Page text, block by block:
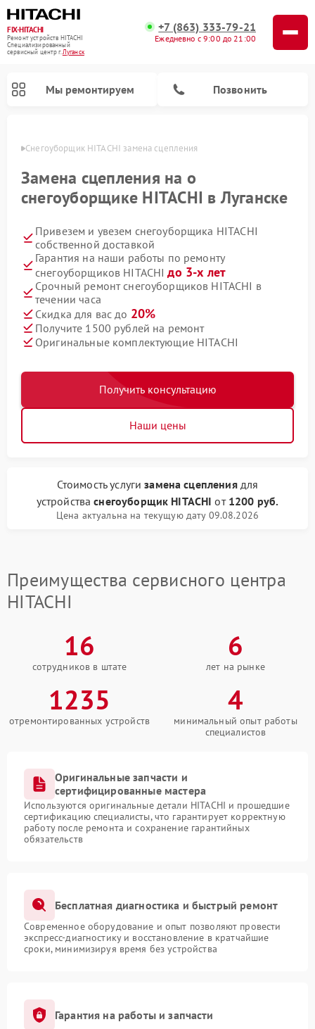
FIX-HITACHI
Ремонт устройств HITACHI
Специализированный
cервисный центр г.Луганск
+7 (863) 333-79-21
Ежедневно с 9:00 до 21:00
Мы ремонтируем Позвонить
Снегоуборщик HITACHI замена сцепления
Замена сцепления на о
снегоуборщике HITACHI в Луганске
Привезем и увезем снегоуборщика HITACHI
собственной доставкой
Гарантия на наши работы по ремонту
снегоуборщиков HITACHIдо 3-х лет
Срочный ремонт снегоуборщиков HITACHI в
течении часа
Скидка для вас до 20%
Получите 1500 рублей на ремонт
Оригинальные комплектующие HITACHI
Получить консультацию
Наши цены
Стоимость услугизамена сцеплениядля
устройстваснегоуборщик HITACHI от 1200 руб.
Цена актуальна на текущую дату 09.08.2026
Преимущества сервисного центра
HITACHI
16
сотрудников в штате
6
лет на рынке
1235
отремонтированных устройств
4
минимальный опыт работы
специалистов
Оригинальные запчасти и
сертифицированные мастера
Используются оригинальные детали HITACHI и прошедшие
сертификацию специалисты, что гарантирует корректную
работу после ремонта и сохранение гарантийных
обязательств
Бесплатная диагностика и быстрый ремонт
Современное оборудование и опыт позволяют провести
экспресс-диагностику и восстановление в кратчайшие
сроки, минимизируя время без устройства
Гарантия на работы и запчасти